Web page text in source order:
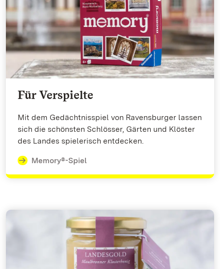
Für Verspielte
Mit dem Gedächtnisspiel von Ravensburger lassen
sich die schönsten Schlösser, Gärten und Klöster
des Landes spielerisch entdecken.
Memory®-Spiel